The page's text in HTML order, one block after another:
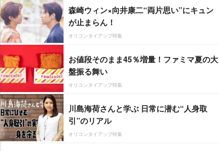
森崎ウィン×向井康二“両片思い”にキュン
が止まらん！
オリコンタイアップ特集
お値段そのまま45％増量！ファミマ夏の大
盤振る舞い
オリコンタイアップ特集
川島海荷さんと学ぶ 日常に潜む“人身取
引”のリアル
オリコンタイアップ特集